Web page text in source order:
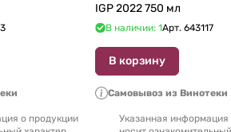
о продукции
IGP 2022 750 мл
В наличии: 1Арт. 643117
В корзину
Самовывоз из Винотеки
Указанная информация